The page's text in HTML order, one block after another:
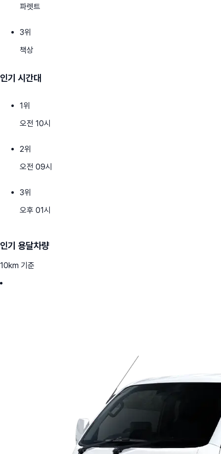
파렛트
3위
책상
인기 시간대
1위
오전 10시
2위
오전 09시
3위
오후 01시
인기 용달차량
10km 기준